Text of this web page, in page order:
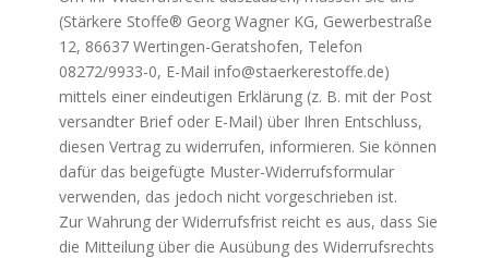
(Stärkere Stoffe® Georg Wagner KG, Gewerbestraße
12, 86637 Wertingen-Geratshofen, Telefon
08272/9933-0, E-Mail info@staerkerestoffe.de)
mittels einer eindeutigen Erklärung (z. B. mit der Post
versandter Brief oder E-Mail) über Ihren Entschluss,
diesen Vertrag zu widerrufen, informieren. Sie können
dafür das beigefügte Muster-Widerrufsformular
verwenden, das jedoch nicht vorgeschrieben ist.
Zur Wahrung der Widerrufsfrist reicht es aus, dass Sie
die Mitteilung über die Ausübung des Widerrufsrechts